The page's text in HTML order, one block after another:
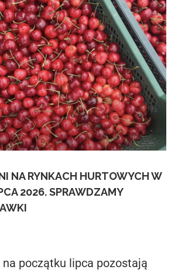
NA RYNKACH HURTOWYCH W
2026. SPRAWDZAMY
na początku lipca pozostają